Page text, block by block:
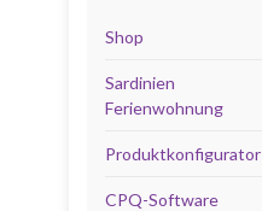
Shop
Sardinien
Ferienwohnung
Produktkonfigurator
CPQ-Software